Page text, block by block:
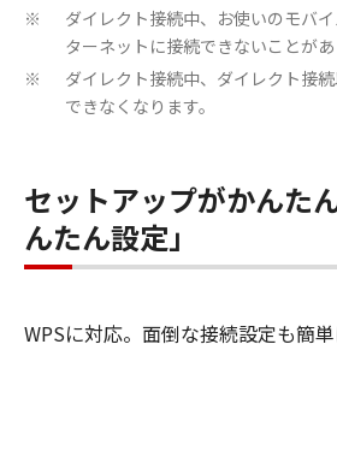
※
ダイレクト接続中、お使いのモバ
ターネットに接続できないことがあ
※
ダイレクト接続中、ダイレクト接
できなくなります。
セットアップがかんた
んたん設定」
WPSに対応。面倒な接続設定も簡単